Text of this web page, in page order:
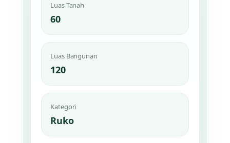
Luas Tanah
60
Luas Bangunan
120
Kategori
Ruko